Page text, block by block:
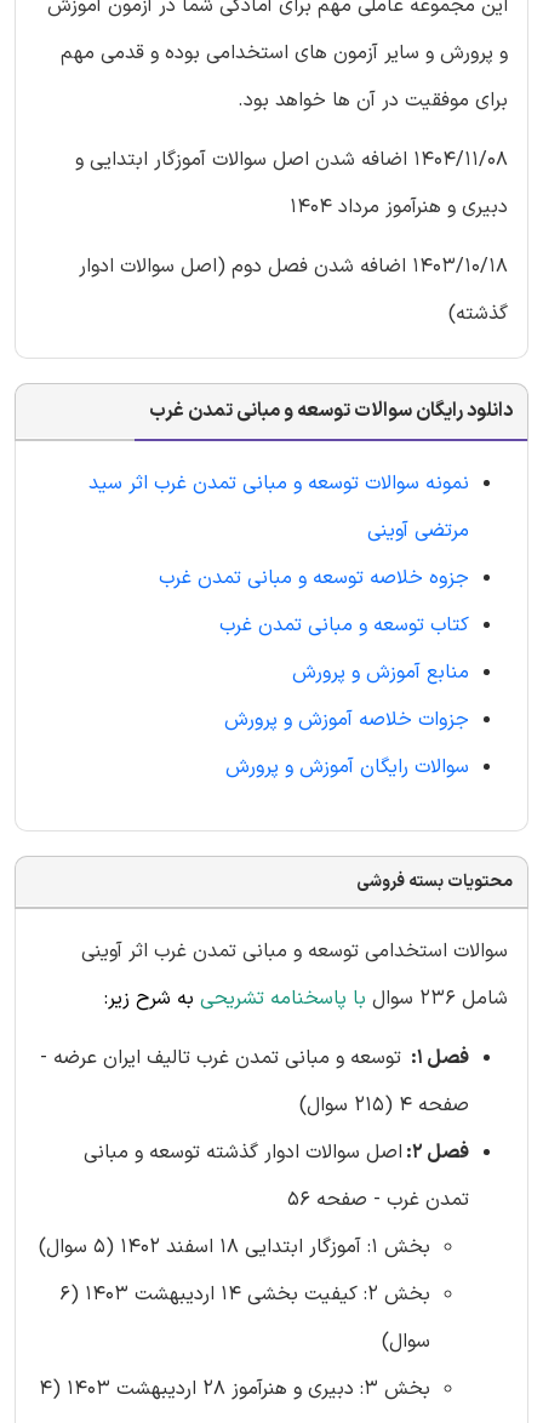
این مجموعه عاملی مهم برای آمادگی شما در آزمون آموزش
و پرورش و سایر آزمون های استخدامی بوده و قدمی مهم
برای موفقیت در آن ها خواهد بود.
1404/11/08 اضافه شدن اصل سوالات آموزگار ابتدایی و
دبیری و هنرآموز مرداد 1404
1403/10/18 اضافه شدن فصل دوم (اصل سوالات ادوار
گذشته)
دانلود رایگان سوالات توسعه و مبانی تمدن غرب
نمونه سوالات توسعه و مبانی تمدن غرب اثر سید
مرتضی آوینی
جزوه خلاصه توسعه و مبانی تمدن غرب
کتاب توسعه و مبانی تمدن غرب
منابع آموزش و پرورش
جزوات خلاصه آموزش و پرورش
سوالات رایگان آموزش و پرورش
محتویات بسته فروشی
سوالات استخدامی توسعه و مبانی تمدن غرب اثر آوینی
شامل 236 سوال
با پاسخنامه تشریحی به شرح زیر:
فصل 1:
توسعه و مبانی تمدن غرب تالیف ایران عرضه -
صفحه 4 (215 سوال)
فصل 2:
اصل سوالات ادوار گذشته توسعه و مبانی
تمدن غرب - صفحه 56
بخش 1: آموزگار ابتدایی 18 اسفند 1402 (5 سوال)
بخش 2: کیفیت بخشی 14 اردیبهشت 1403 (6
سوال)
بخش 3: دبیری و هنرآموز 28 اردیبهشت 1403 (4